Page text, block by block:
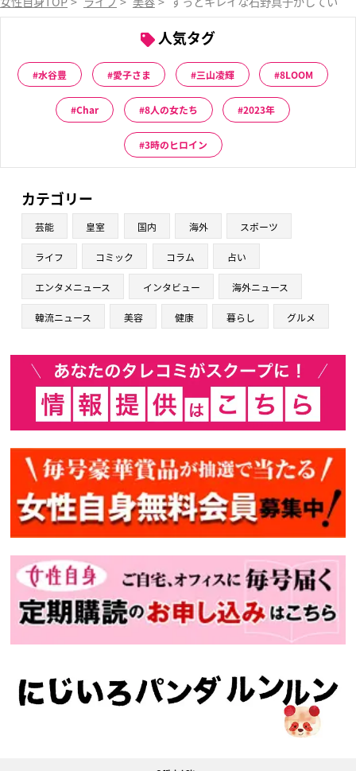
人気タグ
水谷豊 愛子さま 三山凌輝 8LOOM
Char 8人の女たち 2023年
3時のヒロイン
カテゴリー
芸能 皇室 国内 海外 スポーツ
ライフ コミック コラム 占い
エンタメニュース インタビュー 海外ニュース
韓流ニュース 美容 健康 暮らし グルメ